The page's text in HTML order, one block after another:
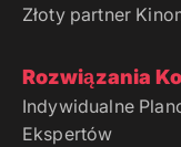
Złoty partner
Rozwiązania
Indywidualne
Ekspertów